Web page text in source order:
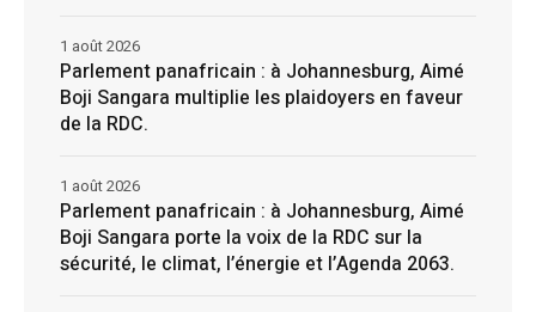
Parlement panafricain : à Johannesburg, Aimé
Boji Sangara multiplie les plaidoyers en faveur
de la RDC.
1 août 2026
Parlement panafricain : à Johannesburg, Aimé
Boji Sangara porte la voix de la RDC sur la
sécurité, le climat, l’énergie et l’Agenda 2063.
1 août 2026